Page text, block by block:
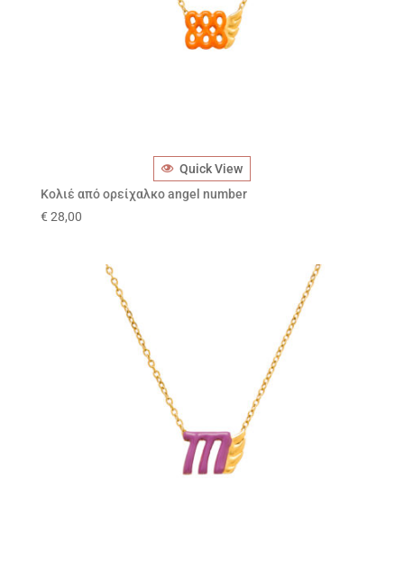
Quick View
Κολιέ από ορείχαλκο angel number
€ 28,00